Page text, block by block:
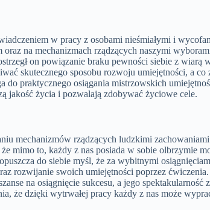
w pracy z osobami nieśmiałymi i
na mechanizmach rządzących naszymi
on powiązanie braku pewności siebie z wiarą
skutecznego sposobu rozwoju umiejętności, a
do praktycznego osiągania mistrzowskich
jakość życia i pozwalają zdobywać życiowe cele.
mechanizmów rządzących ludzkimi
mimo to, każdy z nas posiada w sobie olbrzymie
do siebie myśl, że za wybitnymi
rozwijanie swoich umiejętności poprzez
na osiągnięcie sukcesu, a jego spektakularność
że dzięki wytrwałej pracy każdy z nas może